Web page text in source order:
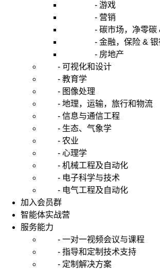
- 游戏
- 营销
- 碳市场，净零碳
- 金融，保险 & 银
- 房地产
- 可视化和设计
- 教育学
- 图像处理
- 地理，运输，旅行和物流
- 信息与通信工程
- 生态、气象学
- 农业
- 心理学
- 机械工程及自动化
- 电子科学与技术
- 电气工程及自动化
加入会员群
智能体实战营
服务能力
- 一对一视频会议与课程
- 指导和定制技术支持
- 定制解决方案